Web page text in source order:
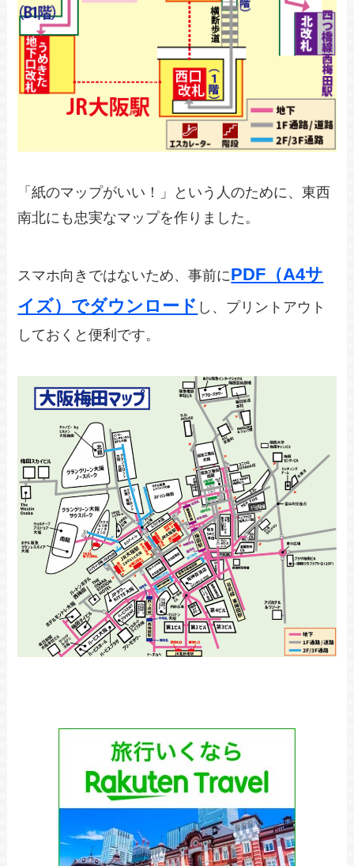
「紙のマップがいい！」という人のために、東西
南北にも忠実なマップを作りました。
スマホ向きではないため、事前にPDF（A4サ
イズ）でダウンロード し、プリントアウト
しておくと便利です。